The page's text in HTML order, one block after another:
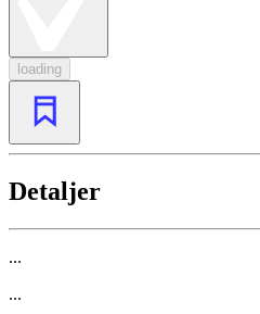
loading
Detaljer
...
...